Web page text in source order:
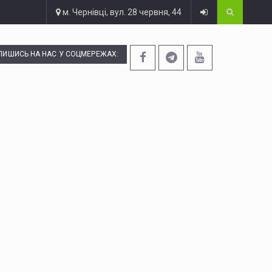
м. Чернівці, вул. 28 червня, 44
НА НАС У СОЦМЕРЕЖАХ: